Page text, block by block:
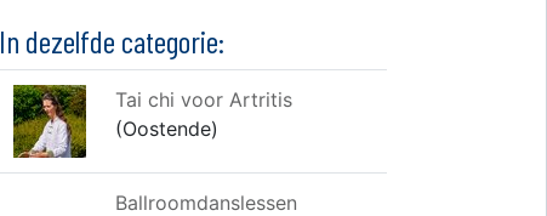
In dezelfde categorie:
Tai chi voor Artritis
(Oostende)
Ballroomdanslessen